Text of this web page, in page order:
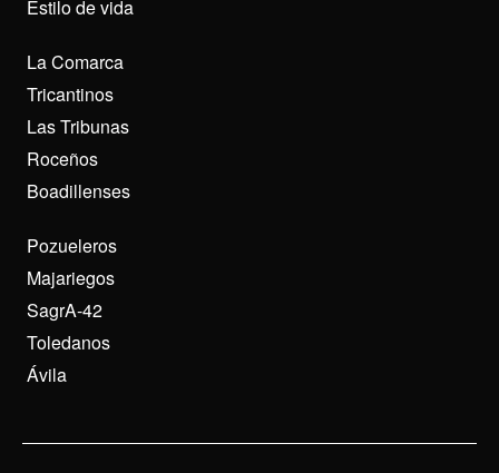
Estilo de vida
La Comarca
Tricantinos
Las Tribunas
Roceños
Boadillenses
Pozueleros
Majariegos
SagrA-42
Toledanos
Ávila